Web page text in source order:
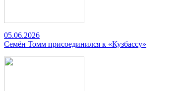
05.06.2026
Семён Томм присоединился к «Кузбассу»